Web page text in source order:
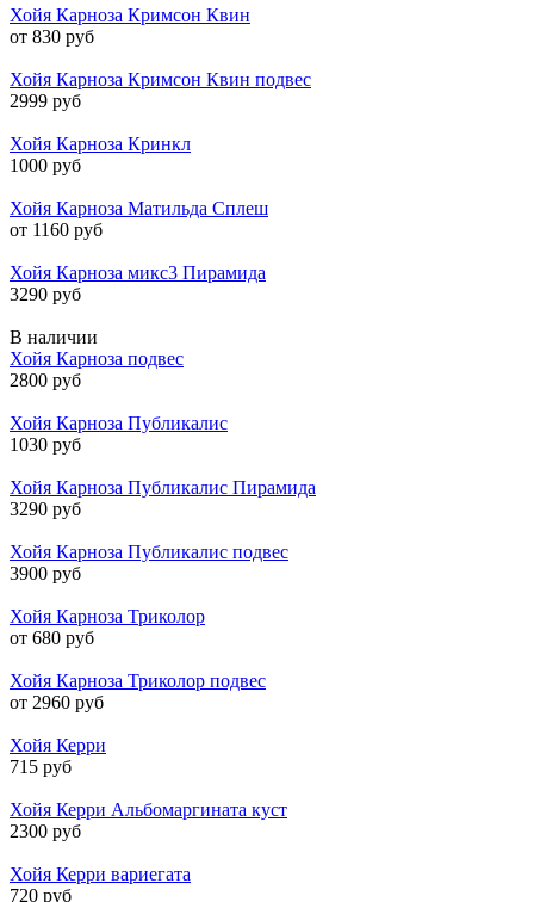
Хойя Карноза Кримсон Квин
от 830 руб
Хойя Карноза Кримсон Квин подвес
2999 руб
Хойя Карноза Кринкл
1000 руб
Хойя Карноза Матильда Сплеш
от 1160 руб
Хойя Карноза микс3 Пирамида
3290 руб
В наличии
Хойя Карноза подвес
2800 руб
Хойя Карноза Публикалис
1030 руб
Хойя Карноза Публикалис Пирамида
3290 руб
Хойя Карноза Публикалис подвес
3900 руб
Хойя Карноза Триколор
от 680 руб
Хойя Карноза Триколор подвес
от 2960 руб
Хойя Керри
715 руб
Хойя Керри Альбомаргината куст
2300 руб
Хойя Керри вариегата
720 руб